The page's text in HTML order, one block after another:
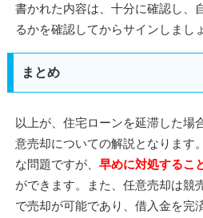
書かれた内容は、十分に確認し、
るかを確認してからサインしまし
まとめ
以上が、住宅ローンを延滞した場
意売却についての解説となります
な問題ですが、 早めに対処するこ
ができます。また、任意売却は競
で売却が可能であり、借入金を完